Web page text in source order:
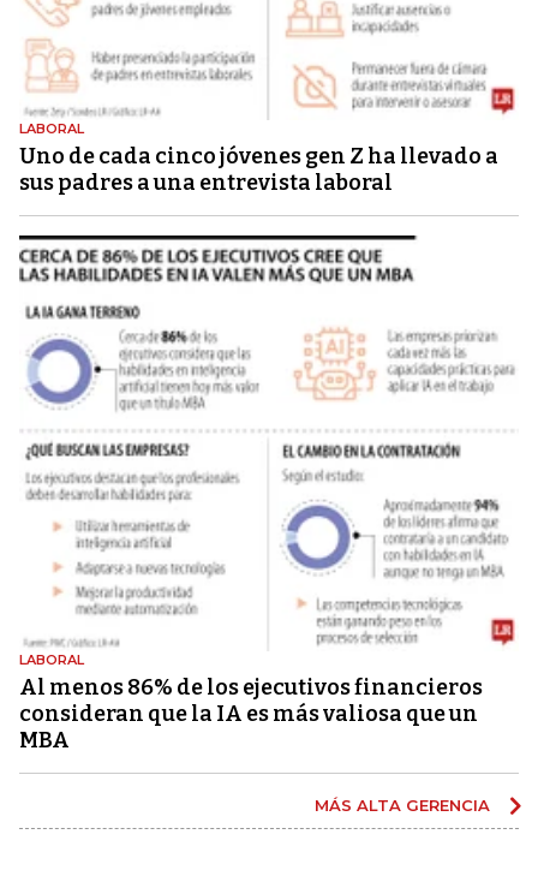
LABORAL
Uno de cada cinco jóvenes gen Z ha llevado a
sus padres a una entrevista laboral
LABORAL
Al menos 86% de los ejecutivos financieros
consideran que la IA es más valiosa que un
MBA
MÁS ALTA GERENCIA